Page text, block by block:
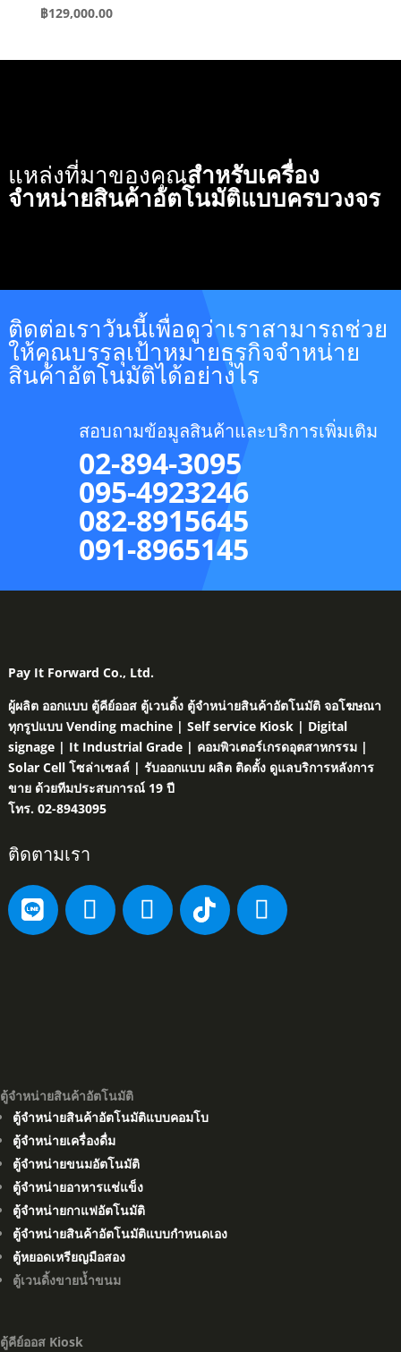
฿129,000.00
แหล่งที่มาของคุณสำหรับเครื่อง
จำหน่ายสินค้าอัตโนมัติแบบครบวงจร
ติดต่อเราวันนี้เพื่อดูว่าเราสามารถช่วย
ให้คุณบรรลุเป้าหมายธุรกิจจำหน่าย
สินค้าอัตโนมัติได้อย่างไร
สอบถามข้อมูลสินค้าและบริการเพิ่มเติม
02-894-3095
095-4923246
082-8915645
091-8965145
Pay It Forward Co., Ltd.
ผู้ผลิต ออกแบบ ตู้คีย์ออส ตู้เวนดิ้ง ตู้จำหน่ายสินค้าอัตโนมัติ จอโฆษณา
ทุกรูปแบบ Vending machine | Self service Kiosk | Digital
signage | It Industrial Grade | คอมพิวเตอร์เกรดอุตสาหกรรม |
Solar Cell โซล่าเซลล์ | รับออกแบบ ผลิต ติดตั้ง ดูแลบริการหลังการ
ขาย ด้วยทีมประสบการณ์ 19 ปี
โทร. 02-8943095
ติดตามเรา
ตู้จำหน่ายสินค้าอัตโนมัติ
ตู้จำหน่ายสินค้าอัตโนมัติแบบคอมโบ
ตู้จำหน่ายเครื่องดื่ม
ตู้จำหน่ายขนมอัตโนมัติ
ตู้จำหน่ายอาหารแช่แข็ง
ตู้จำหน่ายกาแฟอัตโนมัติ
ตู้จำหน่ายสินค้าอัตโนมัติแบบกำหนดเอง
ตู้หยอดเหรียญมือสอง
ตู้เวนดิ้งขายน้ำขนม
ตู้คีย์ออส Kiosk